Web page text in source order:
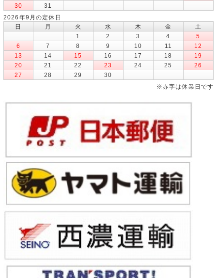
30
31
2026年9月の定休日
日
月 火 水 木 金
土
1
2 3 4
5
6
7 8 9 10 11
12
13
14 15 16 17 18
19
20
21 22 23 24 25
26
27
28 29
30
※赤字は休業日です